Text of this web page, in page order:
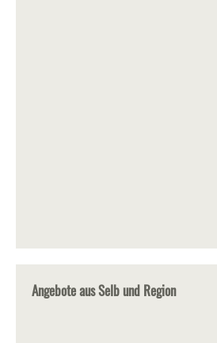
Angebote aus Selb und Region